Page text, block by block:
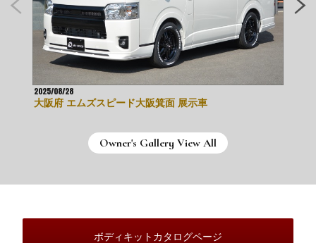
2025/08/28
大阪府 エムズスピード大阪箕面 展示車
Owner's Gallery View All
ボディキットカタログページ